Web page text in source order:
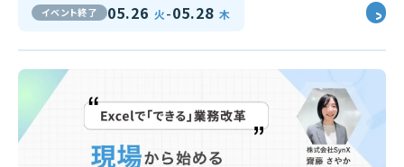
イベント終了 05.26 火-05.28 木